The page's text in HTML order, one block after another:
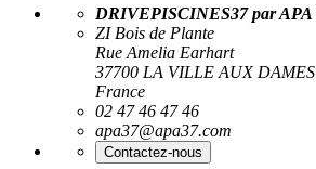
DRIVEPISCINES37 par APA
ZI Bois de Plante
Rue Amelia Earhart
37700 LA VILLE AUX DAMES
France
02 47 46 47 46
apa37@apa37.com
Contactez-nous